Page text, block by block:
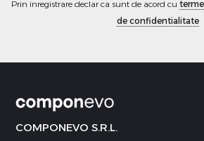
Prin inregistrare declar ca sunt de acord cu
de confidentialitate
COMPONEVO S.R.L.